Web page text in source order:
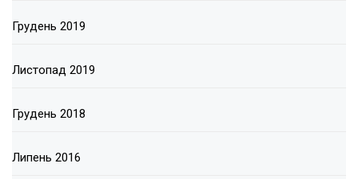
Грудень 2019
Листопад 2019
Грудень 2018
Липень 2016